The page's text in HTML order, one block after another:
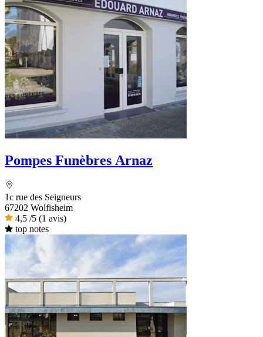
Pompes Funèbres Arnaz
1c rue des Seigneurs
67202 Wolfisheim
4,5 /5 (1 avis)
top notes